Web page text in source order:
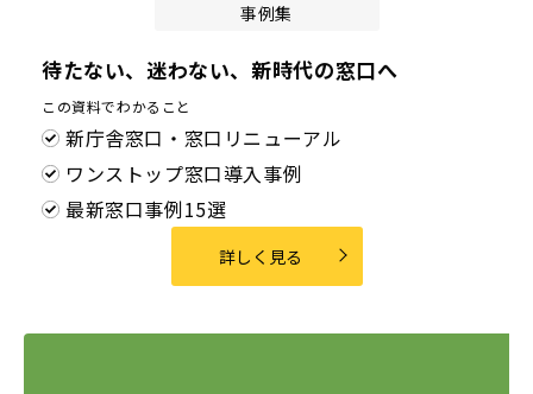
事例集
待たない、迷わない、新時代の窓口へ
この資料でわかること
新庁舎窓口・窓口リニューアル
ワンストップ窓口導入事例
最新窓口事例15選
詳しく見る